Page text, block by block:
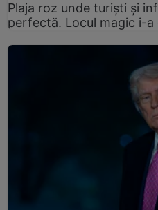
Plaja roz unde turiști și
perfectă. Locul magic i-